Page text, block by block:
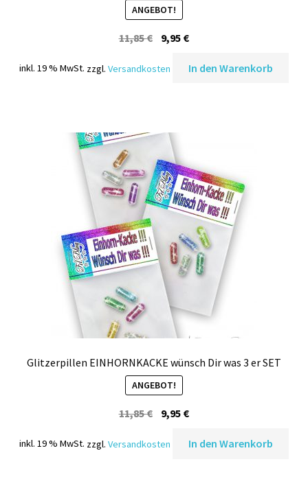
ANGEBOT!
11,85€ Ursprünglicher
war:
9,95 €Aktueller
ist:
inkl. 19 % MwSt. zzgl.Versandkosten In den Warenkorb
Glitzerpillen EINHORNKACKE wünsch Dir was 3 er SET
ANGEBOT!
11,85€ Ursprünglicher
war:
9,95 €Aktueller
ist:
inkl. 19 % MwSt. zzgl.Versandkosten In den Warenkorb